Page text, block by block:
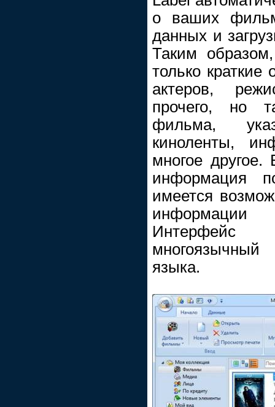
о ваших
данных и
Таким
только
актеров,
прочего, но
фильма,
киноленты,
многое
информация
имеется
языка.